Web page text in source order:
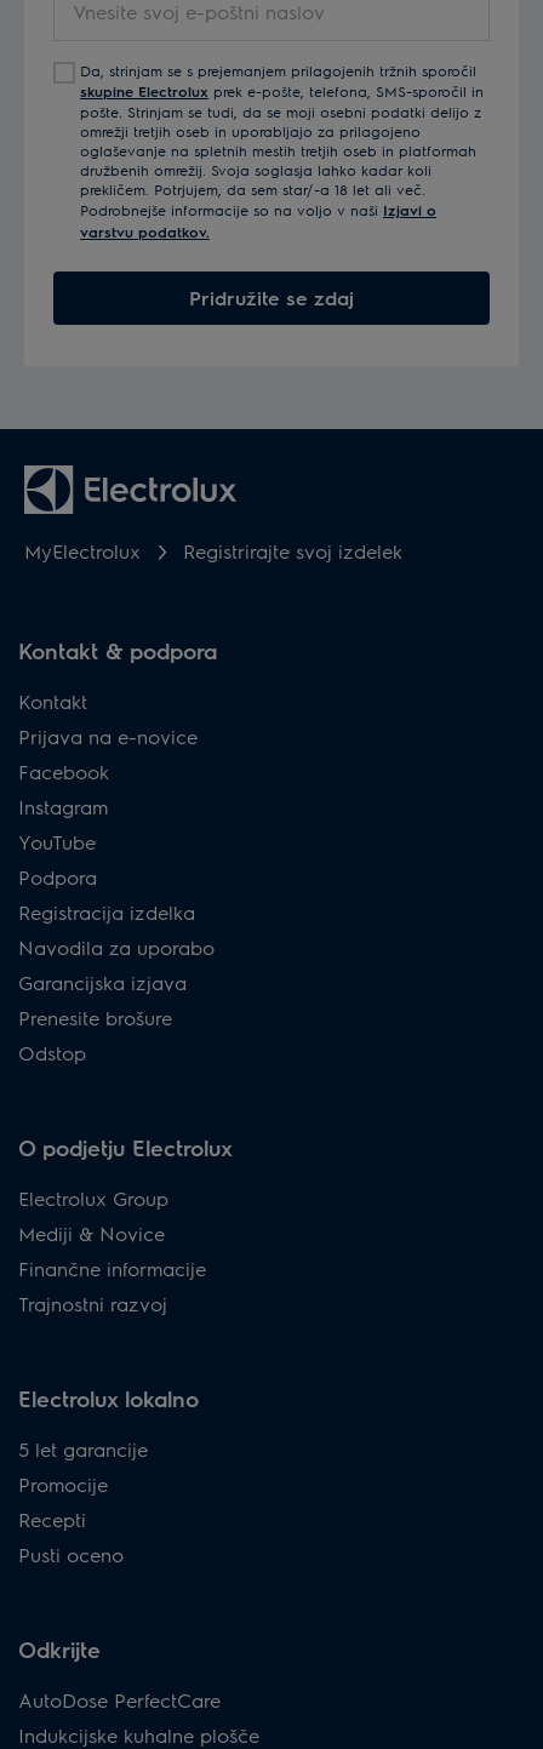
Da, strinjam se s prejemanjem prilagojenih tržnih sporočil
skupine Electrolux prek e-pošte, telefona, SMS-sporočil in
pošte. Strinjam se tudi, da se moji osebni podatki delijo z
omrežji tretjih oseb in uporabljajo za prilagojeno
oglaševanje na spletnih mestih tretjih oseb in platformah
družbenih omrežij. Svoja soglasja lahko kadar koli
prekličem. Potrjujem, da sem star/-a 18 let ali več.
Podrobnejše informacije so na voljo v naši Izjavi o
varstvu podatkov.
Pridružite se zdaj
MyElectrolux Registrirajte svoj izdelek
Kontakt & podpora
Kontakt
Prijava na e-novice
Facebook
Instagram
YouTube
Podpora
Registracija izdelka
Navodila za uporabo
Garancijska izjava
Prenesite brošure
Odstop
O podjetju Electrolux
Electrolux Group
Mediji & Novice
Finančne informacije
Trajnostni razvoj
Electrolux lokalno
5 let garancije
Promocije
Recepti
Pusti oceno
Odkrijte
AutoDose PerfectCare
Indukcijske kuhalne plošče